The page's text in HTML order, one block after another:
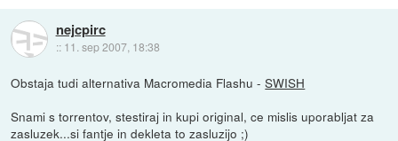
nejcpirc
:: 11. sep 2007, 18:38
Obstaja tudi alternativa Macromedia Flashu -SWISH
Snami s torrentov, stestiraj in kupi original, ce mislis uporabljat za
zasluzek...si fantje in dekleta to zasluzijo ;)